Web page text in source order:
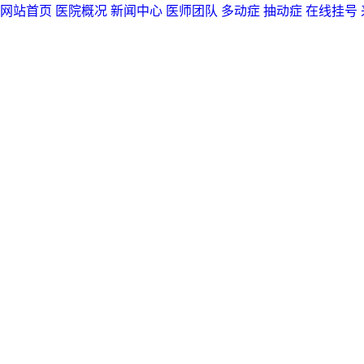
网站首页 医院概况 新闻中心 医师团队 多动症 抽动症 在线挂号